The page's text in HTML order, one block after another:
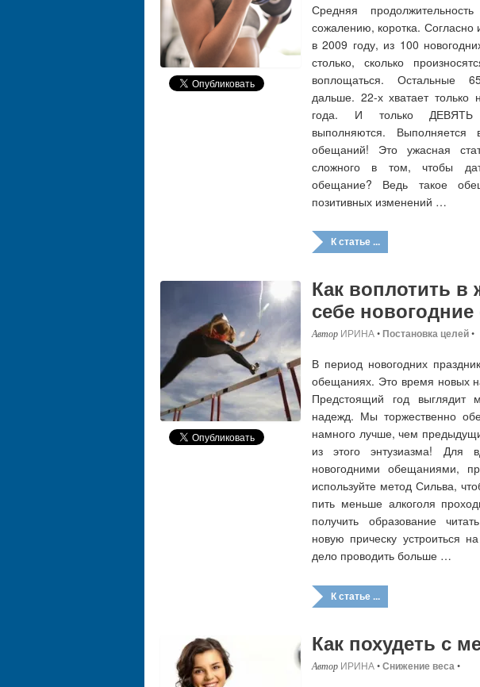
Средняя
сожалению, коротка.
в 2009 году, из 100
столько, сколько
воплощаться. Остальные
дальше. 22-х хватает
года. И только ДЕВЯТЬ
выполняются.
обещаний! Это ужасная
сложного в том, чтобы
обещание? Ведь такое
позитивных изменений …
К статье ...
Как воплотить
себе
ИРИНА•Постановка целей•
В период новогодних
обещаниях. Это время новых
Предстоящий год
надежд. Мы торжественно
намного лучше, чем
из этого энтузиазма! Для
новогодними обещаниями,
используйте метод Сильва,
пить меньше алкоголя
получить образование
новую прическу устроиться
дело проводить больше …
К статье ...
Как похудеть с
ИРИНА•Снижение веса•